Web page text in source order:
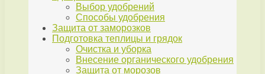
Выбор удобрений
Способы удобрения
Защита от заморозков
Подготовка теплицы и грядок
Очистка и уборка
Внесение органического удобрения
Защита от морозов